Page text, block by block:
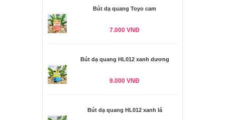
Bút dạ quang Toyo cam
7.000 VNĐ
Bút dạ quang HL012 xanh dương
9.000 VNĐ
Bút dạ quang HL012 xanh lá